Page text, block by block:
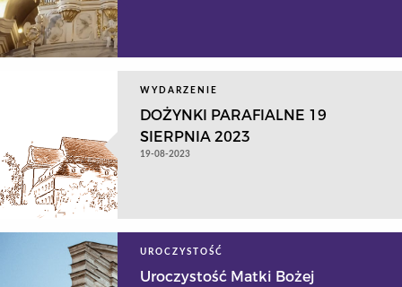
WYDARZENIE
DOŻYNKI PARAFIALNE 19
SIERPNIA 2023
19-08-2023
UROCZYSTOŚĆ
Uroczystość Matki Bożej